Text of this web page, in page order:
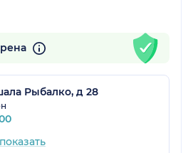
Рыбалко, д 28
показать